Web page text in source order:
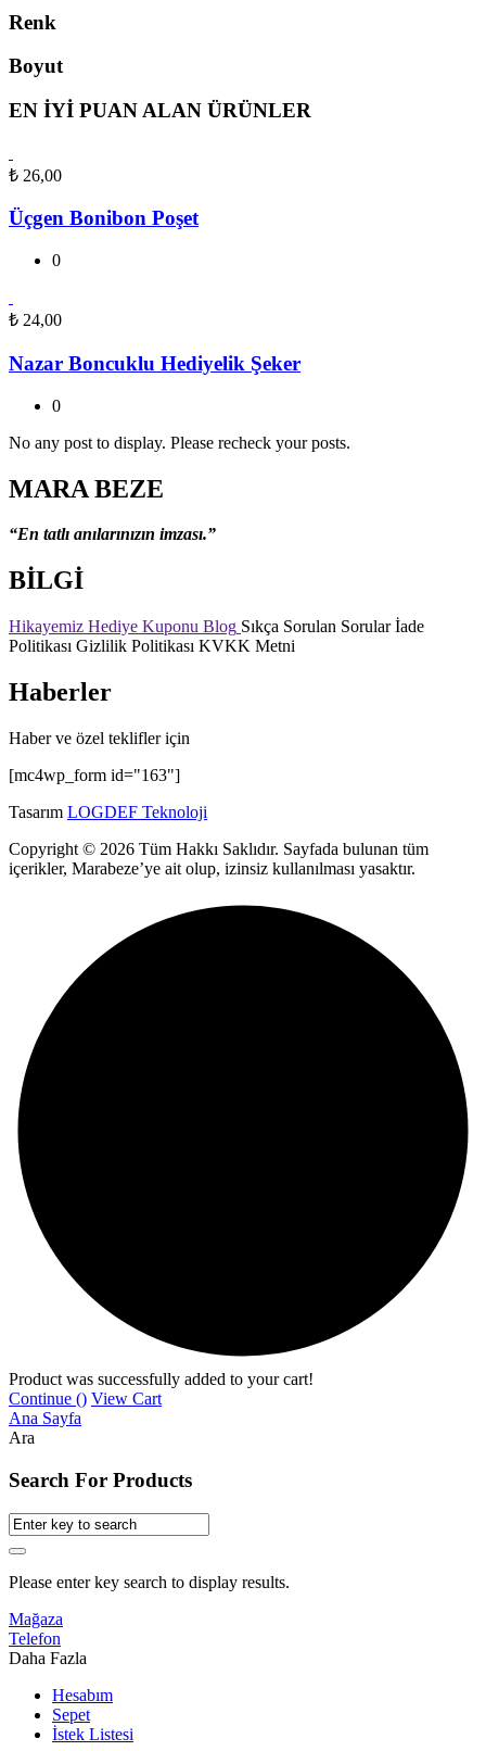
Renk
Boyut
EN İYİ PUAN ALAN ÜRÜNLER
₺ 26,00
Üçgen Bonibon Poşet
0
₺ 24,00
Nazar Boncuklu Hediyelik Şeker
0
No any post to display. Please recheck your posts.
MARA BEZE
“En tatlı anılarınızın imzası.”
BİLGİ
Hikayemiz Hediye Kuponu Blog Sıkça Sorulan Sorular İade
Politikası Gizlilik Politikası KVKK Metni
Haberler
Haber ve özel teklifler için
[mc4wp_form id="163"]
Tasarım LOGDEF Teknoloji
Copyright © 2026 Tüm Hakkı Saklıdır. Sayfada bulunan tüm
içerikler, Marabeze’ye ait olup, izinsiz kullanılması yasaktır.
Product was successfully added to your cart!
Continue () View Cart
Ana Sayfa
Ara
Search For Products
Please enter key search to display results.
Mağaza
Telefon
Daha Fazla
Hesabım
Sepet
İstek Listesi